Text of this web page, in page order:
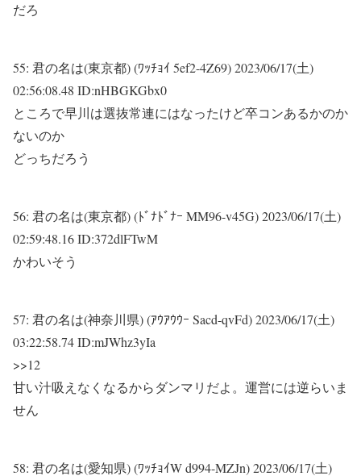
だろ
55: 君の名は(東京都) (ﾜｯﾁｮｲ 5ef2-4Z69)2023/06/17(土)
02:56:08.48 ID:nHBGKGbx0
ところで早川は選抜常連にはなったけど卒コンあるかのか
ないのか
どっちだろう
56: 君の名は(東京都) (ﾄﾞﾅﾄﾞﾅｰ MM96-v45G)2023/06/17(土)
02:59:48.16 ID:372dlFTwM
かわいそう
57: 君の名は(神奈川県) (ｱｳｱｳｳｰ Sacd-qvFd)2023/06/17(土)
03:22:58.74 ID:mJWhz3yIa
>>12
甘い汁吸えなくなるからダンマリだよ。運営には逆らいま
せん
58: 君の名は(愛知県) (ﾜｯﾁｮｲW d994-MZJn)2023/06/17(土)